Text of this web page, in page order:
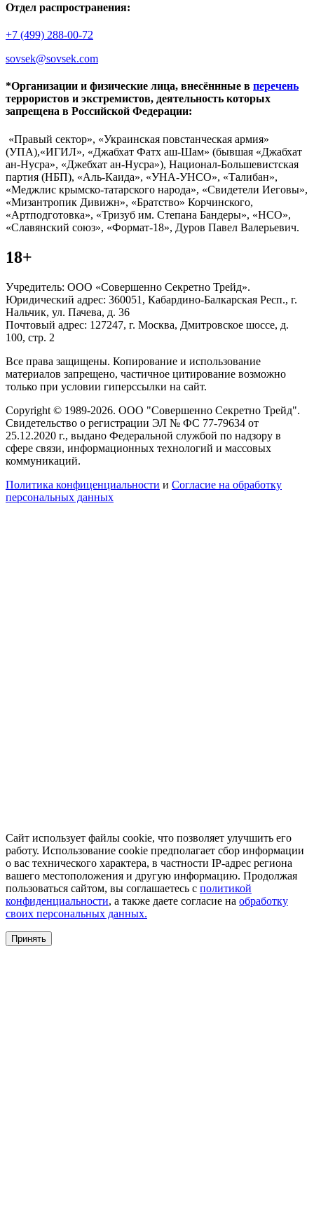
Отдел распространения:
+7 (499) 288-00-72
sovsek@sovsek.com
*Организации и физические лица, внесённные в перечень
террористов и экстремистов, деятельность которых
запрещена в Российской Федерации:
«Правый сектор», «Украинская повстанческая армия»
(УПА),«ИГИЛ», «Джабхат Фатх аш-Шам» (бывшая «Джабхат
ан-Нусра», «Джебхат ан-Нусра»), Национал-Большевистская
партия (НБП), «Аль-Каида», «УНА-УНСО», «Талибан»,
«Меджлис крымско-татарского народа», «Свидетели Иеговы»,
«Мизантропик Дивижн», «Братство» Корчинского,
«Артподготовка», «Тризуб им. Степана Бандеры», «НСО»,
«Славянский союз», «Формат-18», Дуров Павел Валерьевич.
18+
Учредитель: ООО «Совершенно Секретно Трейд».
Юридический адрес: 360051, Кабардино-Балкарская Респ., г.
Нальчик, ул. Пачева, д. 36
Почтовый адрес: 127247, г. Москва, Дмитровское шоссе, д.
100, стр. 2
Все права защищены. Копирование и использование
материалов запрещено, частичное цитирование возможно
только при условии гиперссылки на сайт.
Copyright © 1989-2026. ООО "Совершенно Секретно Трейд".
Свидетельство о регистрации ЭЛ № ФС 77-79634 от
25.12.2020 г., выдано Федеральной службой по надзору в
сфере связи, информационных технологий и массовых
коммуникаций.
Политика конфиценциальности и Согласие на обработку
персональных данных
Сайт использует файлы cookie, что позволяет улучшить его
работу. Использование cookie предполагает сбор информации
о вас технического характера, в частности IP-адрес региона
вашего местоположения и другую информацию. Продолжая
пользоваться сайтом, вы соглашаетесь с политикой
конфиденциальности, а также даете согласие на обработку
своих персональных данных.
Принять